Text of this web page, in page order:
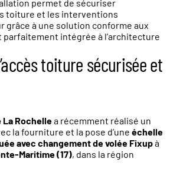
permet de sécuriser
toiture et les interventions
grâce à une solution conforme aux
intégrée à l’architecture
toiture sécurisée et
La Rochellea récemment réalisé un
la fourniture et la pose d’une échelle
avec changement de volée Fixupà
Maritime (17), dans la région